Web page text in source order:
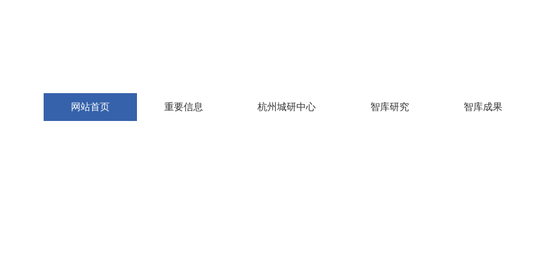
网站首页 重要信息 杭州城研中心 智库研究 智库成果